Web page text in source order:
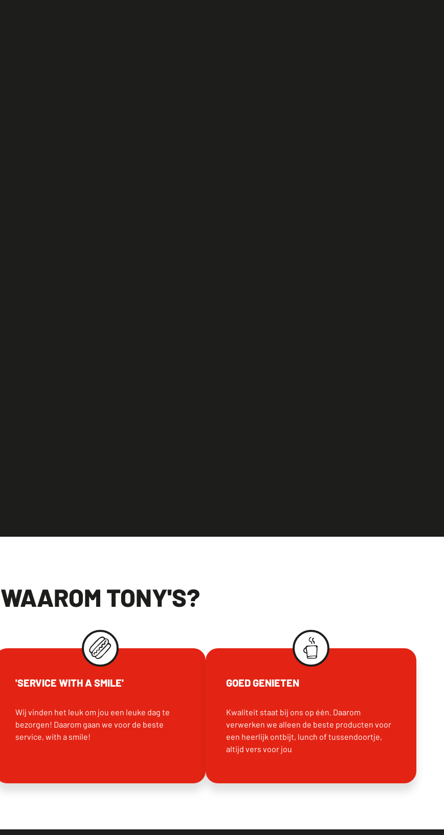
WAAROM TONY'S?
'SERVICE WITH A SMILE'
Wij vinden het leuk om jou een leuke dag te
bezorgen! Daarom gaan we voor de beste
service, with a smile!
GOED GENIETEN
Kwaliteit staat bij ons op één. Daarom
verwerken we alleen de beste producten voor
een heerlijk ontbijt, lunch of tussendoortje,
altijd vers voor jou